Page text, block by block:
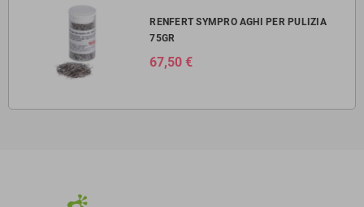
RENFERT SYMPRO AGHI PER PULIZIA
75GR
67,50 €